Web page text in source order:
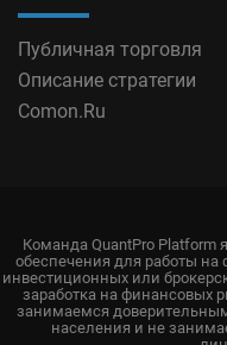
Публичная торговля
Описание стратегии
Comon.Ru
Команда QuantPro Platform
обеспечения для работы на
инвестиционных или
заработка на финансовых
занимаемся
населения и не